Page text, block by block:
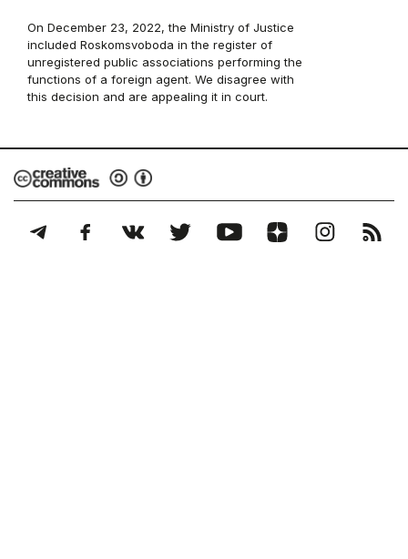
On December 23, 2022, the Ministry of Justice
included Roskomsvoboda in the register of
unregistered public associations performing the
functions of a foreign agent. We disagree with
this decision and are appealing it in court.